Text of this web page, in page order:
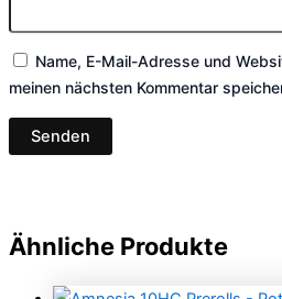
Name, E-Mail-Adresse und
meinen nächsten Kommentar
Ähnliche Produkte